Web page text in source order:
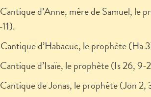
d’Anne, mère de Samuel, le
d’Habacuc, le prophète (Ha
d’Isaïe, le prophète (Is 26, 9-
de Jonas, le prophète (Jon 2,